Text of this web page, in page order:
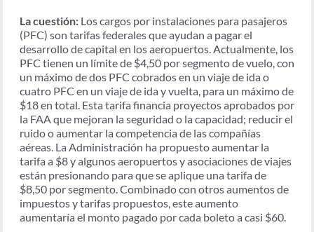
La cuestión: Los cargos por instalaciones para pasajeros
(PFC) son tarifas federales que ayudan a pagar el
desarrollo de capital en los aeropuertos. Actualmente, los
PFC tienen un límite de $4,50 por segmento de vuelo, con
un máximo de dos PFC cobrados en un viaje de ida o
cuatro PFC en un viaje de ida y vuelta, para un máximo de
$18 en total. Esta tarifa financia proyectos aprobados por
la FAA que mejoran la seguridad o la capacidad; reducir el
ruido o aumentar la competencia de las compañías
aéreas. La Administración ha propuesto aumentar la
tarifa a $8 y algunos aeropuertos y asociaciones de viajes
están presionando para que se aplique una tarifa de
$8,50 por segmento. Combinado con otros aumentos de
impuestos y tarifas propuestos, este aumento
aumentaría el monto pagado por cada boleto a casi $60.